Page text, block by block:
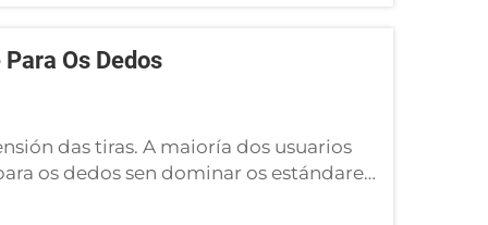
Os Dedos
das tiras. A maioría dos usuarios
os dedos sen dominar os estándares
obstáculos opostos na